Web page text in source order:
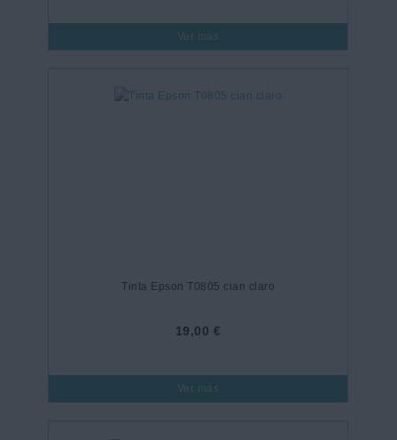
Ver más
Tinta Epson T0805 cian claro
19,00 €
Ver más